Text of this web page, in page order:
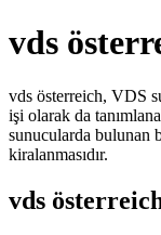
vds
vds österreich, VDS
işi olarak da
sunucularda bulunan
kiralanmasıdır.
vds